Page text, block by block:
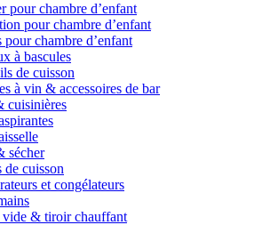
pour chambre d’enfant
pour chambre d’enfant
pour chambre d’enfant
à bascules
de cuisson
à vin & accessoires de bar
cuisinières
sécher
de cuisson
et congélateurs
& tiroir chauffant